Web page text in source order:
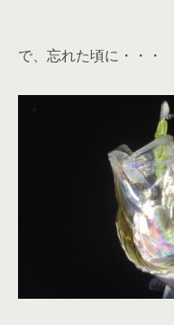
で、忘れた頃に・・・